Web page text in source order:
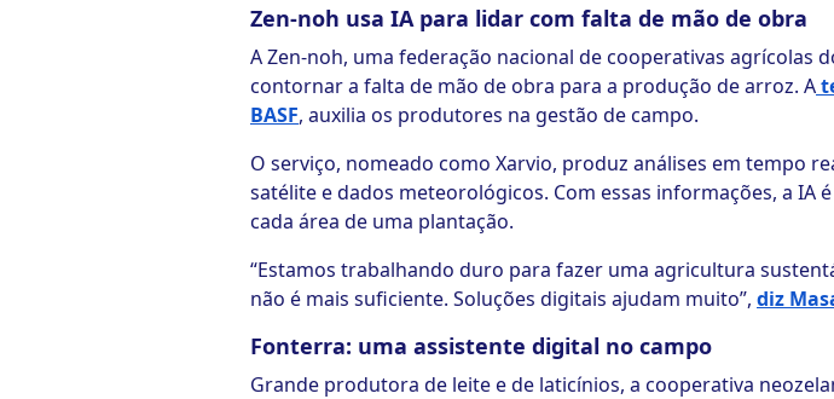
Zen-noh usa IA para lidar com falta de mão de obra
A Zen-noh, uma federação nacional de cooperativas agrícolas
contornar a falta de mão de obra para a produção de arroz. A
BASF, auxilia os produtores na gestão de campo.
O serviço, nomeado como Xarvio, produz análises em tempo
satélite e dados meteorológicos. Com essas informações, a
cada área de uma plantação.
“Estamos trabalhando duro para fazer uma agricultura
não é mais suficiente. Soluções digitais ajudam muito”, diz
Fonterra: uma assistente digital no campo
Grande produtora de leite e de laticínios, a cooperativa